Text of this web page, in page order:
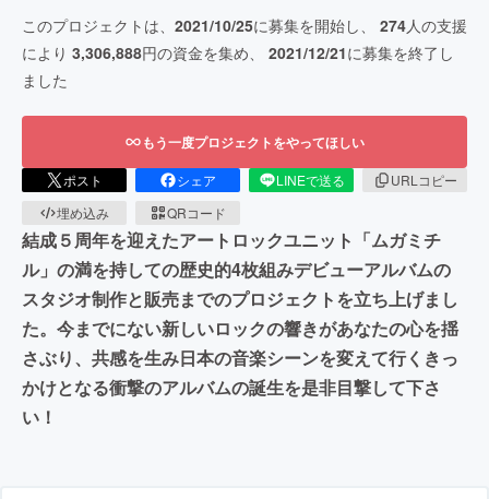
このプロジェクトは、 2021/10/25に募集を開始し、 274人の支援
により 3,306,888円の資金を集め、 2021/12/21に募集を終了し
ました
もう一度プロジェクトをやってほしい
ポスト シェア LINEで送る
URLコピー
埋め込み
QRコード
結成５周年を迎えたアートロックユニット「ムガミチ
ル」の満を持しての歴史的4枚組みデビューアルバムの
スタジオ制作と販売までのプロジェクトを立ち上げまし
た。今までにない新しいロックの響きがあなたの心を揺
さぶり、共感を生み日本の音楽シーンを変えて行くきっ
かけとなる衝撃のアルバムの誕生を是非目撃して下さ
い！